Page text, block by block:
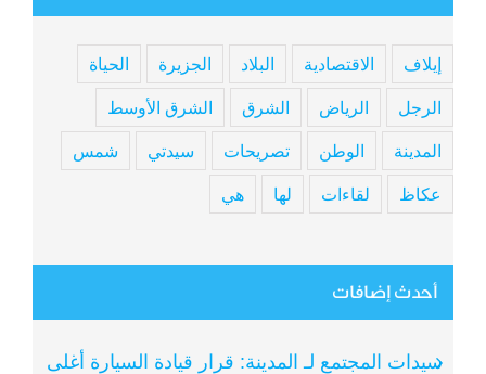
إيلاف الاقتصادية البلاد الجزيرة الحياة
الرجل الرياض الشرق الشرق الأوسط
المدينة الوطن تصريحات سيدتي شمس
عكاظ لقاءات لها هي
أحدث إضافات
سيدات المجتمع لـ المدينة: قرار قيادة السيارة أغلى